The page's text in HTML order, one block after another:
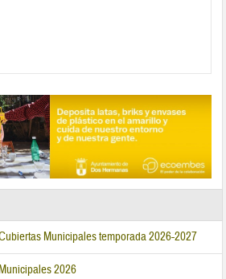
Municipales temporada 2026-2027
2026